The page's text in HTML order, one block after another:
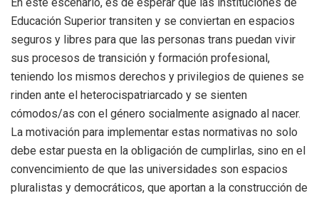
Educación Superior transiten y se conviertan en espacios
seguros y libres para que las personas trans puedan vivir
sus procesos de transición y formación profesional,
teniendo los mismos derechos y privilegios de quienes se
rinden ante el heterocispatriarcado y se sienten
cómodos/as con el género socialmente asignado al nacer.
La motivación para implementar estas normativas no solo
debe estar puesta en la obligación de cumplirlas, sino en el
convencimiento de que las universidades son espacios
pluralistas y democráticos, que aportan a la construcción de